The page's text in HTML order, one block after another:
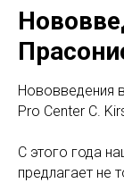
Нововведения
Pro Center C.
С этого года
предлагает не